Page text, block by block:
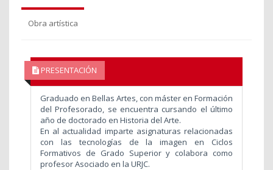
Obra artística
PRESENTACIÓN
Graduado en Bellas Artes, con máster en Formación
del Profesorado, se encuentra cursando el último
año de doctorado en Historia del Arte.
En al actualidad imparte asignaturas relacionadas
con las tecnologías de la imagen en Ciclos
Formativos de Grado Superior y colabora como
profesor Asociado en la URJC.